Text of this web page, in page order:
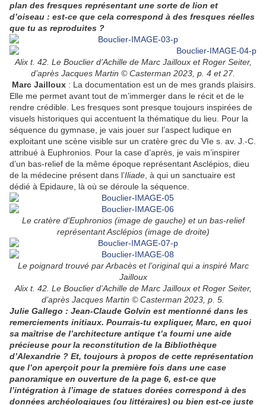
plan des fresques représentant une sorte de lion et
d’oiseau : est-ce que cela correspond à des fresques réelles
que tu as reproduites ?
Alix t. 42. Le Bouclier d’Achille de Marc Jailloux et Roger Seiter,
d’après Jacques Martin © Casterman 2023, p. 4 et 27.
Marc Jailloux : La documentation est un de mes grands plaisirs.
Elle me permet avant tout de m’immerger dans le récit et de le
rendre crédible. Les fresques sont presque toujours inspirées de
visuels historiques qui accentuent la thématique du lieu. Pour la
séquence du gymnase, je vais jouer sur l’aspect ludique en
exploitant une scène visible sur un cratère grec du VIe s. av. J.-C.
attribué à Euphronios. Pour la case d’après, je vais m’inspirer
d’un bas-relief de la même époque représentant Asclépios, dieu
de la médecine présent dans l’Iliade , à qui un sanctuaire est
dédié à Epidaure, là où se déroule la séquence.
Le cratère d'Euphronios (image de gauche) et un bas-relief
représentant Asclépios (image de droite)
Le poignard trouvé par Arbacès et l’original qui a inspiré Marc
Jailloux
Alix t. 42. Le Bouclier d’Achille de Marc Jailloux et Roger Seiter,
d’après Jacques Martin © Casterman 2023, p. 5.
Julie Gallego : Jean-Claude Golvin est mentionné dans les
remerciements initiaux. Pourrais-tu expliquer, Marc, en quoi
sa maîtrise de l’architecture antique t’a fourni une aide
précieuse pour la reconstitution de la Bibliothèque
d’Alexandrie ? Et, toujours à propos de cette représentation
que l’on aperçoit pour la première fois dans une case
panoramique en ouverture de la page 6, est-ce que
l’intégration à l’image de statues dorées correspond à des
données archéologiques (ou littéraires) ou bien est-ce juste